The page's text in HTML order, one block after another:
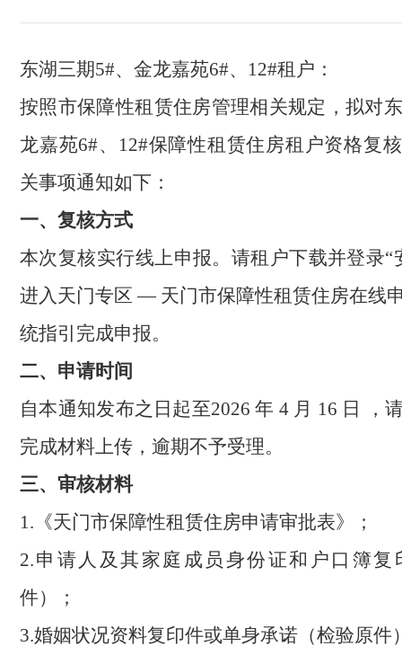
东湖三期5#、金龙嘉苑6#、12#租户：
按照市保障性租赁住房管理相关规定，拟对
龙嘉苑6#、12#保障性租赁住房租户资格复
关事项通知如下：
一、复核方式
本次复核实行线上申报。请租户下载并登录“
进入天门专区 — 天门市保障性租赁住房在线
统指引完成申报。
二、申请时间
自本通知发布之日起至2026 年 4 月 16 日 ，
完成材料上传，逾期不予受理。
三、审核材料
1.《天门市保障性租赁住房申请审批表》；
2.申请人及其家庭成员身份证和户口簿复
件）；
3.婚姻状况资料复印件或单身承诺（检验原件